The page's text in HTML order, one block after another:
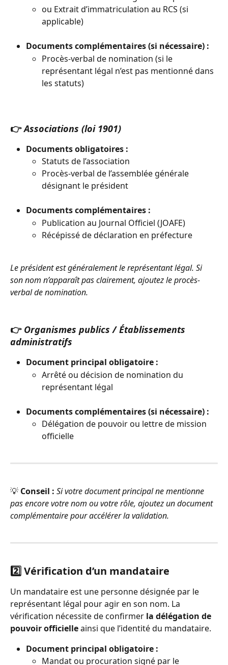
ou Extrait d’immatriculation au RCS (si
applicable)
Documents complémentaires (si nécessaire) :
Procès-verbal de nomination (si le
représentant légal n’est pas mentionné dans
les statuts)
👉 Associations (loi 1901)
Documents obligatoires :
Statuts de l’association
Procès-verbal de l’assemblée générale
désignant le président
Documents complémentaires :
Publication au Journal Officiel (JOAFE)
Récépissé de déclaration en préfecture
Le président est généralement le représentant légal. Si
son nom n’apparaît pas clairement, ajoutez le procès-
verbal de nomination.
👉 Organismes publics / Établissements
administratifs
Document principal obligatoire :
Arrêté ou décision de nomination du
représentant légal
Documents complémentaires (si nécessaire) :
Délégation de pouvoir ou lettre de mission
officielle
💡 Conseil : Si votre document principal ne mentionne
pas encore votre nom ou votre rôle, ajoutez un document
complémentaire pour accélérer la validation.
2️⃣ Vérification d’un mandataire
Un mandataire est une personne désignée par le
représentant légal pour agir en son nom. La
vérification nécessite de confirmer la délégation de
pouvoir officielle ainsi que l’identité du mandataire.
Document principal obligatoire :
Mandat ou procuration signé par le